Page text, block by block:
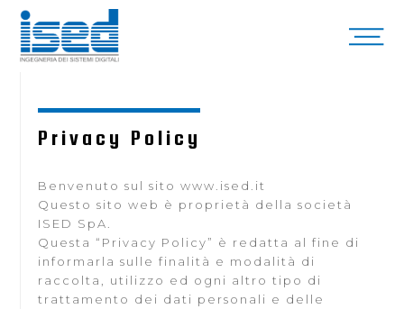
Privacy Policy
Benvenuto sul sito www.ised.it
Questo sito web è proprietà della società
ISED SpA.
Questa “Privacy Policy” è redatta al fine di
informarla sulle finalità e modalità di
raccolta, utilizzo ed ogni altro tipo di
trattamento dei dati personali e delle